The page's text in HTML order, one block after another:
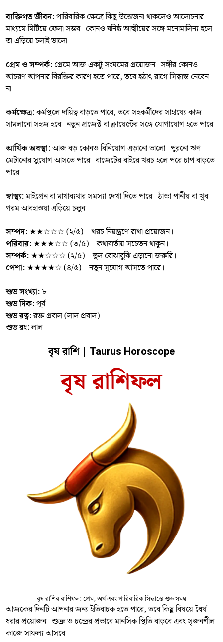
ব্যক্তিগত জীবন:পারিবারিক ক্ষেত্রে কিছু উত্তেজনা থাকলেও আলোচনার
মাধ্যমে মিটিয়ে ফেলা সম্ভব। কোনও ঘনিষ্ঠ আত্মীয়ের সঙ্গে মনোমালিন্য হলে
তা এড়িয়ে চলাই ভালো।
প্রেম ও সম্পর্ক: প্রেমে আজ একটু সংযমের প্রয়োজন। সঙ্গীর কোনও
আচরণ আপনার বিরক্তির কারণ হতে পারে, তবে হঠাৎ রাগে সিদ্ধান্ত নেবেন
না।
কর্মক্ষেত্র:কর্মস্থলে দায়িত্ব বাড়তে পারে, তবে সহকর্মীদের সাহায্যে কাজ
সামলানো সহজ হবে। নতুন প্রজেক্ট বা ক্লায়েন্টের সঙ্গে যোগাযোগ হতে পারে।
আর্থিক অবস্থা:আজ বড় কোনও বিনিয়োগ এড়ানো ভালো। পুরনো ঋণ
মেটানোর সুযোগ আসতে পারে। বাজেটের বাইরে খরচ হলে পরে চাপ বাড়তে
পারে।
স্বাস্থ্য:মাইগ্রেন বা মাথাব্যথার সমস্যা দেখা দিতে পারে। ঠান্ডা পানীয় বা খুব
গরম আবহাওয়া এড়িয়ে চলুন।
সম্পদ: ★★☆☆☆ (২/৫) – খরচ নিয়ন্ত্রণে রাখা প্রয়োজন।
পরিবার: ★★★☆☆ (৩/৫) – কথাবার্তায় সচেতন থাকুন।
সম্পর্ক: ★★☆☆☆ (২/৫) – ভুল বোঝাবুঝি এড়ানো জরুরি।
পেশা: ★★★★☆ (৪/৫) – নতুন সুযোগ আসতে পারে।
শুভ সংখ্যা: ৮
শুভ দিক:পূর্ব
শুভ রত্ন:রক্ত প্রবাল (লাল প্রবাল)
শুভ রং:লাল
বৃষ রাশি | Taurus Horoscope
বৃষ রাশিফল
বৃষ রাশির রাশিফল: প্রেম, অর্থ এবং পারিবারিক সিদ্ধান্তে শুভ সময়
আজকের দিনটি আপনার জন্য ইতিবাচক হতে পারে, তবে কিছু বিষয়ে ধৈর্য
ধরার প্রয়োজন। শুক্র ও চন্দ্রের প্রভাবে মানসিক স্থিতি বাড়বে এবং সৃজনশীল
কাজে সাফল্য আসবে।